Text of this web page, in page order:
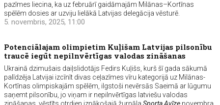
pazīmes liecina, ka uz februārī gaidāmajām Milānas–Kortīnas
spēlēm dosies ar uzviju lielākā Latvijas delegācija vēsturē.
5. novembris, 2025, 11:00
Potenciālajam olimpietim Kuļišam Latvijas pilsonību
traucē iegūt nepilnvērtīgas valodas zināšanas
Ukrainā dzimušais daiļslidotājs Fedirs Kuļišs, kurš šī gada sākumā
palīdzēja Latvijai izcīnīt divas ceļazīmes vīru kategorijā uz Milānas-
Kortīnas olimpiskajām spēlēm, ilgstoši nevērsās Saeimā ar lūgumu
saņemt pilsonību, jo viņam ir nepilnvērtīgas latviešu valodas